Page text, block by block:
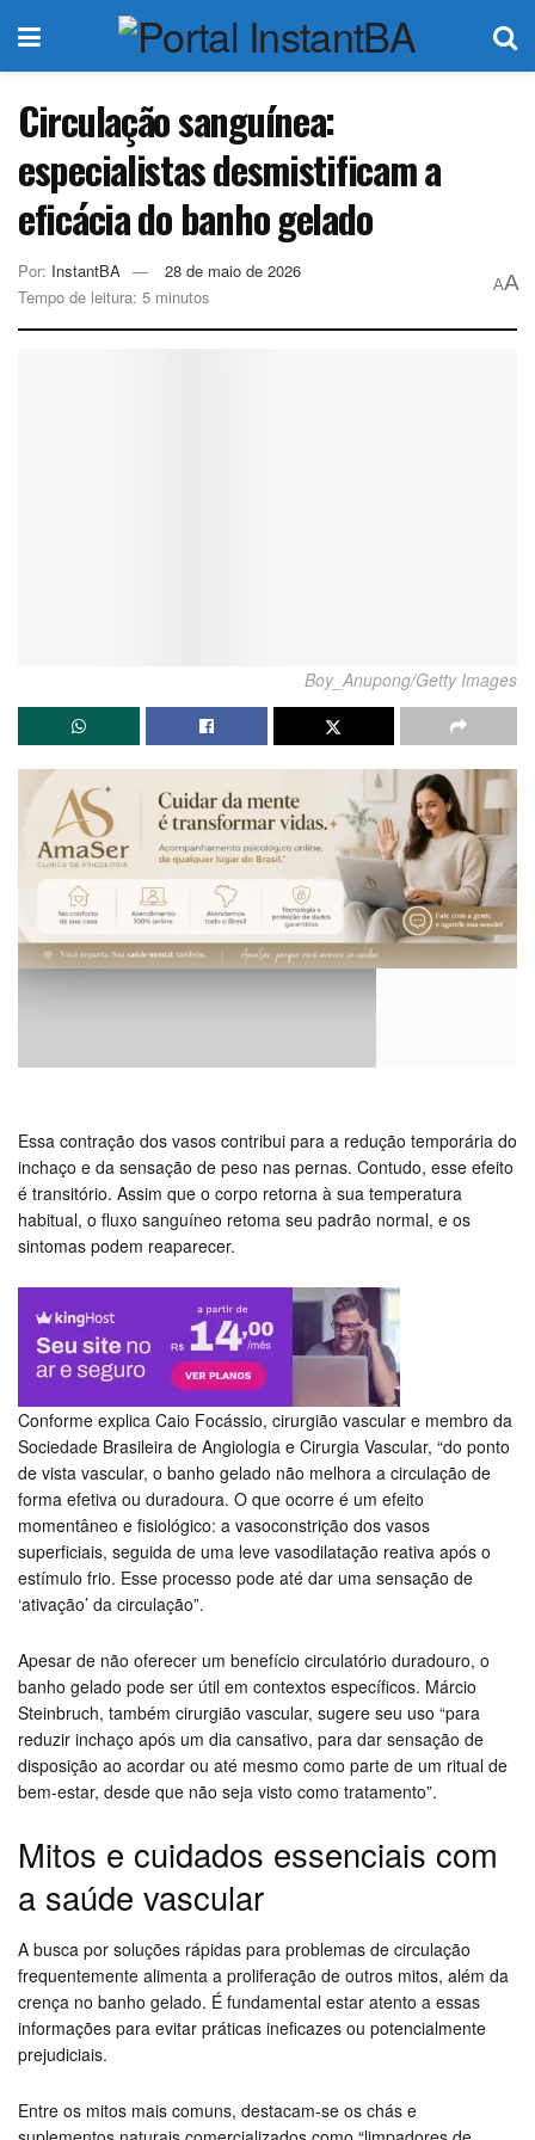
Circulação sanguínea:
especialistas desmistificam a
eficácia do banho gelado
Por: InstantBA
28 de maio de 2026
Tempo de leitura: 5 minutos
AA
Boy_Anupong/Getty Images
Essa contração dos vasos contribui para a redução temporária do
inchaço e da sensação de peso nas pernas. Contudo, esse efeito
é transitório. Assim que o corpo retorna à sua temperatura
habitual, o fluxo sanguíneo retoma seu padrão normal, e os
sintomas podem reaparecer.
Conforme explica Caio Focássio, cirurgião vascular e membro da
Sociedade Brasileira de Angiologia e Cirurgia Vascular, “do ponto
de vista vascular, o banho gelado não melhora a circulação de
forma efetiva ou duradoura. O que ocorre é um efeito
momentâneo e fisiológico: a vasoconstrição dos vasos
superficiais, seguida de uma leve vasodilatação reativa após o
estímulo frio. Esse processo pode até dar uma sensação de
‘ativação’ da circulação”.
Apesar de não oferecer um benefício circulatório duradouro, o
banho gelado pode ser útil em contextos específicos. Márcio
Steinbruch, também cirurgião vascular, sugere seu uso “para
reduzir inchaço após um dia cansativo, para dar sensação de
disposição ao acordar ou até mesmo como parte de um ritual de
bem-estar, desde que não seja visto como tratamento”.
Mitos e cuidados essenciais com
a saúde vascular
A busca por soluções rápidas para problemas de circulação
frequentemente alimenta a proliferação de outros mitos, além da
crença no banho gelado. É fundamental estar atento a essas
informações para evitar práticas ineficazes ou potencialmente
prejudiciais.
Entre os mitos mais comuns, destacam-se os chás e